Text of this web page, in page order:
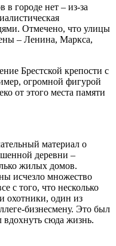
городе нет – из-за
Отмечено, что улицы
– Ленина, Маркса,
Брестской крепости с
огромной фигурой
от этого места памяти
материал о
деревни –
жилых домов.
исчезло множество
с того, что несколько
охотники, один из
бизнесмену. Это был
сюда жизнь.